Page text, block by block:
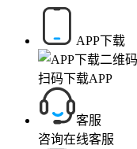
APP下载
扫码下载APP
客服
咨询在线客服